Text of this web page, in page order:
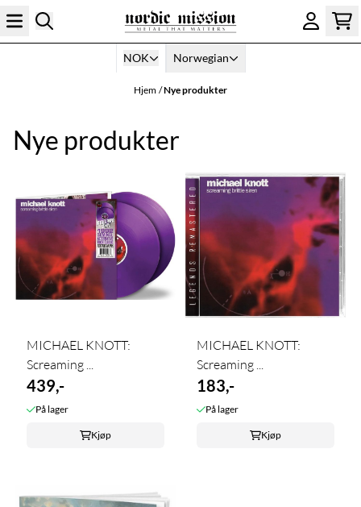
Hopp til innhold
NOK Norwegian
Hjem /Nye produkter
Nye produkter
MICHAEL KNOTT:
Screaming ...
439,-
På lager
Kjøp
MICHAEL KNOTT:
Screaming ...
183,-
På lager
Kjøp